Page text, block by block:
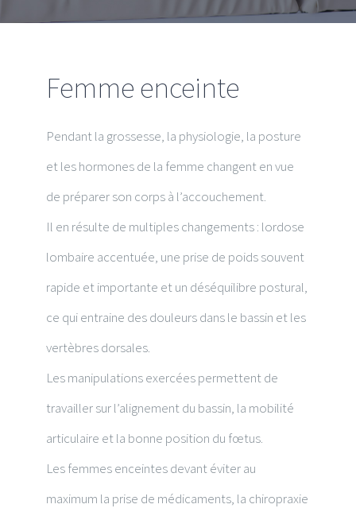
Femme enceinte
Pendant la grossesse, la physiologie, la posture
et les hormones de la femme changent en vue
de préparer son corps à l’accouchement.
Il en résulte de multiples changements : lordose
lombaire accentuée, une prise de poids souvent
rapide et importante et un déséquilibre postural,
ce qui entraine des douleurs dans le bassin et les
vertèbres dorsales.
Les manipulations exercées permettent de
travailler sur l’alignement du bassin, la mobilité
articulaire et la bonne position du fœtus.
Les femmes enceintes devant éviter au
maximum la prise de médicaments, la chiropraxie